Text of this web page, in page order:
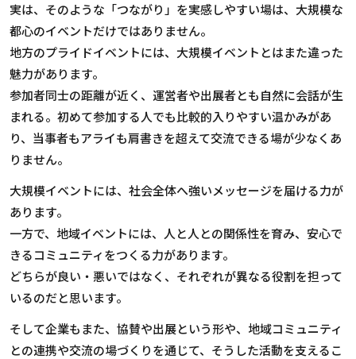
実は、そのような「つながり」を実感しやすい場は、大規模な
都心のイベントだけではありません。
地方のプライドイベントには、大規模イベントとはまた違った
魅力があります。
参加者同士の距離が近く、運営者や出展者とも自然に会話が生
まれる。初めて参加する人でも比較的入りやすい温かみがあ
り、当事者もアライも肩書きを超えて交流できる場が少なくあ
りません。
大規模イベントには、社会全体へ強いメッセージを届ける力が
あります。
一方で、地域イベントには、人と人との関係性を育み、安心で
きるコミュニティをつくる力があります。
どちらが良い・悪いではなく、それぞれが異なる役割を担って
いるのだと思います。
そして企業もまた、協賛や出展という形や、地域コミュニティ
との連携や交流の場づくりを通じて、そうした活動を支えるこ